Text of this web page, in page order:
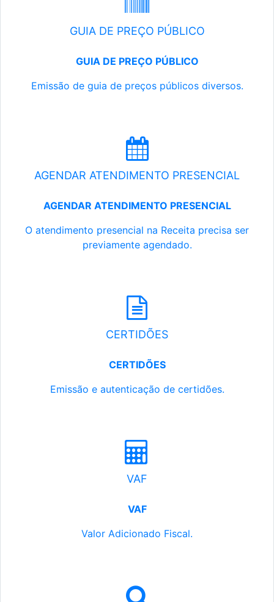
GUIA DE PREÇO PÚBLICO
GUIA DE PREÇO PÚBLICO
Emissão de guia de preços públicos diversos.
AGENDAR ATENDIMENTO PRESENCIAL
AGENDAR ATENDIMENTO PRESENCIAL
O atendimento presencial na Receita precisa ser
previamente agendado.
CERTIDÕES
CERTIDÕES
Emissão e autenticação de certidões.
VAF
VAF
Valor Adicionado Fiscal.